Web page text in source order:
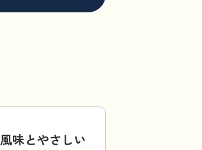
味とやさしい